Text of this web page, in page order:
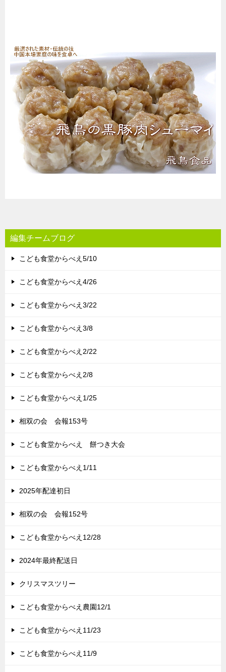
編集チームブログ
こども食堂からべえ5/10
こども食堂からべえ4/26
こども食堂からべえ3/22
こども食堂からべえ3/8
こども食堂からべえ2/22
こども食堂からべえ2/8
こども食堂からべえ1/25
相双の会 会報153号
こども食堂からべえ 餅つき大会
こども食堂からべえ1/11
2025年配達初日
相双の会 会報152号
こども食堂からべえ12/28
2024年最終配送日
クリスマスツリー
こども食堂からべえ農園12/1
こども食堂からべえ11/23
こども食堂からべえ11/9